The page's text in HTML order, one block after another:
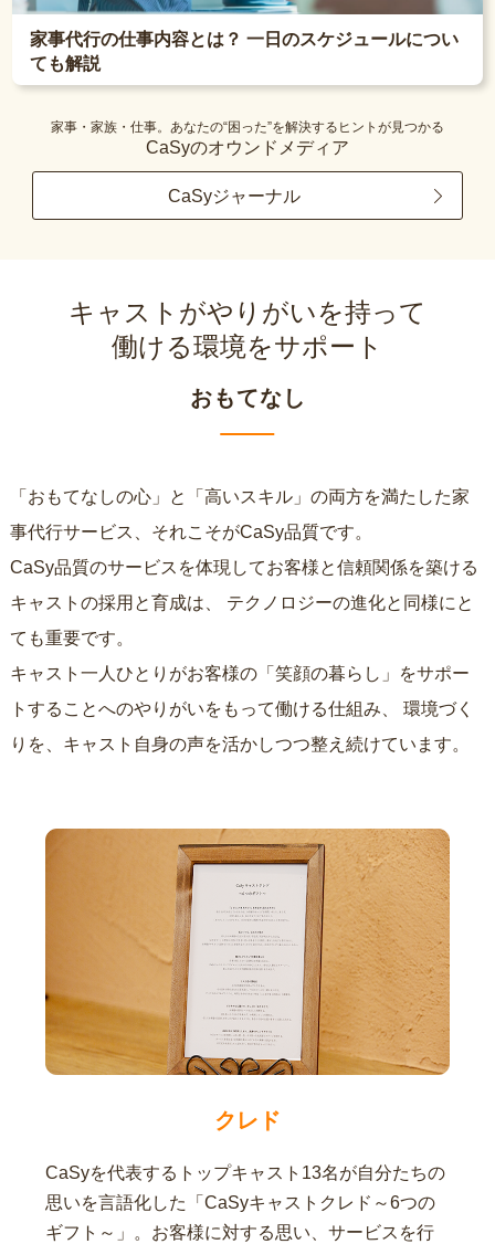
家事代行の仕事内容とは？ 一日のスケジュールについ
ても解説
家事・家族・仕事。あなたの“困った”を解決するヒントが見つかる
CaSyのオウンドメディア
CaSyジャーナル
キャストがやりがいを持って
働ける環境をサポート
おもてなし
「おもてなしの心」と「高いスキル」の両方を満たした家
事代行サービス、それこそがCaSy品質です。
CaSy品質のサービスを体現してお客様と信頼関係を築ける
キャストの採用と育成は、
ても重要です。
キャスト一人ひとりがお客様の「笑顔の暮らし」をサポー
トすることへのやりがいをもって働ける仕組み、
りを、キャスト自身の声を活かしつつ整え続けています。
クレド
CaSyを代表するトップキャスト13名が自分たちの
思いを言語化した「CaSyキャストクレド～6つの
ギフト～」。お客様に対する思い、サービスを行